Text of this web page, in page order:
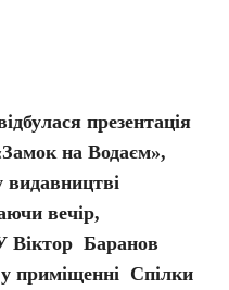
презентація
на Водаєм»,
видавництві
вечір,
Віктор Баранов
приміщенні Спілки